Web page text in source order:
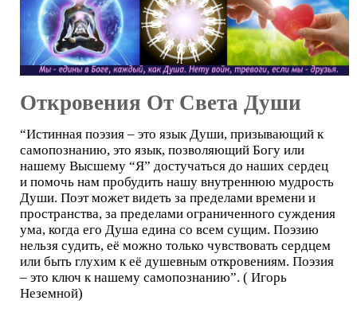
Откровения От Света Души
“Истинная поэзия – это язык Души, призывающий к
самопознанию, это язык, позволяющий Богу или
нашему Высшему “Я” достучаться до наших сердец
и помочь нам пробудить нашу внутреннюю мудрость
Души. Поэт может видеть за пределами времени и
пространства, за пределами ограниченного суждения
ума, когда его Душа едина со всем сущим. Поэзию
нельзя судить, её можно только чувствовать сердцем
или быть глухим к её душевным откровениям. Поэзия
– это ключ к нашему самопознанию”. ( Игорь
Неземной)